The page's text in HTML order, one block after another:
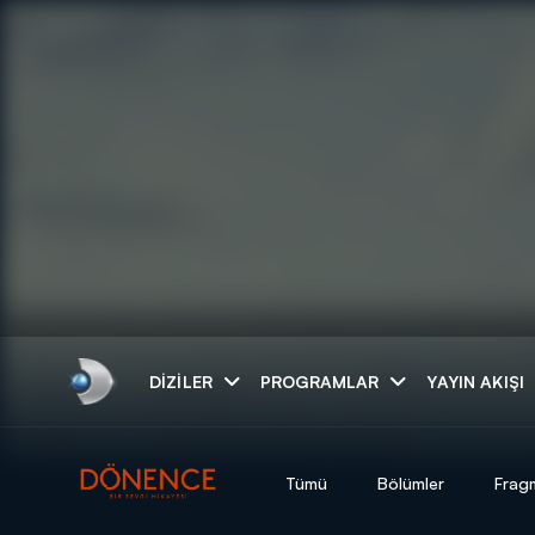
DIZILER PROGRAMLAR YAYIN AKIŞI
Tümü Bölümler